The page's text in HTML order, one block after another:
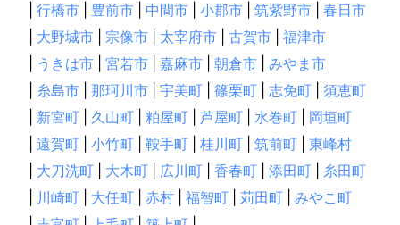
行橋市 豊前市 中間市 小郡市 筑紫野市
春日市
大野城市 宗像市 太宰府市 古賀市
福津市
うきは市 宮若市 嘉麻市 朝倉市
みやま市
糸島市 那珂川市 宇美町 篠栗町 志免町
須恵町
新宮町 久山町 粕屋町 芦屋町 水巻町
岡垣町
遠賀町 小竹町 鞍手町 桂川町 筑前町
東峰村
大刀洗町 大木町 広川町 香春町 添田町
糸田町
川崎町 大任町 赤村 福智町 苅田町
みやこ町